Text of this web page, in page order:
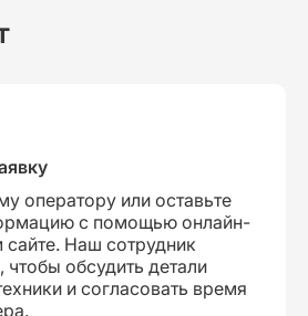
оператору или оставьте
с помощью онлайн-
Наш сотрудник
обсудить детали
и согласовать время